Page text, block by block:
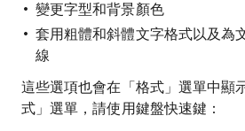
變更字型和背景顏色
套用粗體和斜體文字格式以及為
線
這些選項也會在「格式」選單中顯
式」選單，請使用鍵盤快速鍵：